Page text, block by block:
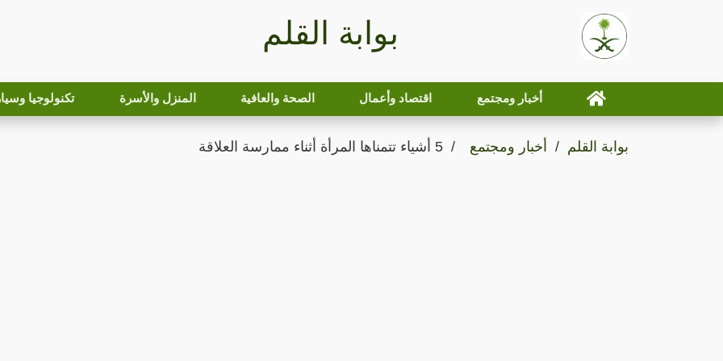
بوابة القلم
أخبار ومجتمع اقتصاد وأعمال الصحة والعافية المنزل والأسرة تكنولوجيا
بوابة القلم أخبار ومجتمع 5 أشياء تتمناها المرأة أثناء ممارسة العلاقة